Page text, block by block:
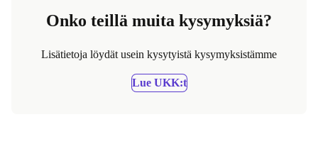
Onko teillä muita kysymyksiä?
Lisätietoja löydät usein kysytyistä kysymyksistämme
Lue UKK:t